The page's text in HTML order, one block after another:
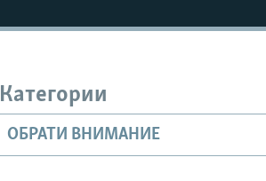
Категории
ОБРАТИ ВНИМАНИЕ